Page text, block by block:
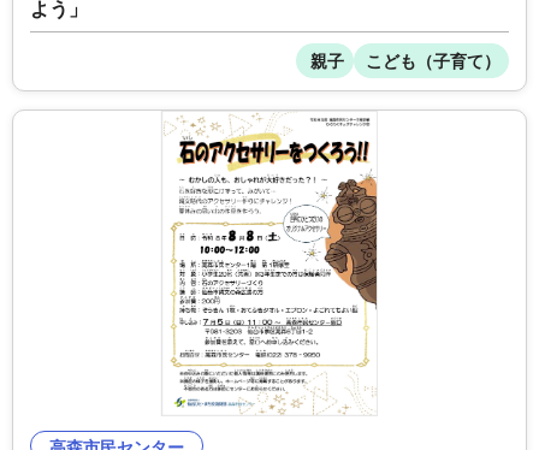
よう」
親子 こども（子育て）